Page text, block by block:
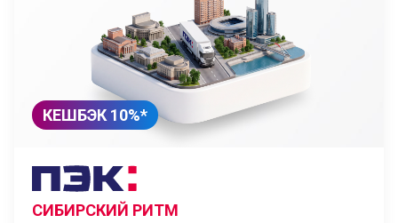
КЕШБЭК 10%*
СИБИРСКИЙ РИТМ